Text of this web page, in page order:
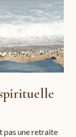
pas une retraite